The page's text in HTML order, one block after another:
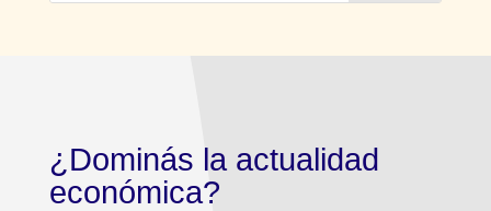
¿Dominás la actualidad
económica?